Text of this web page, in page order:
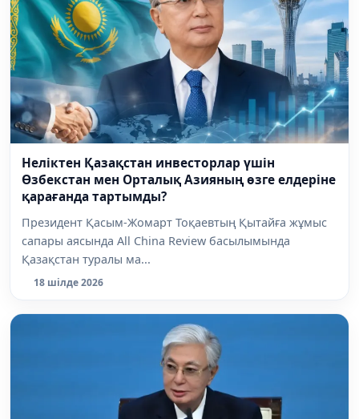
Неліктен Қазақстан инвесторлар үшін
Өзбекстан мен Орталық Азияның өзге елдеріне
қарағанда тартымды?
Президент Қасым-Жомарт Тоқаевтың Қытайға жұмыс
сапары аясында All China Review басылымында
Қазақстан туралы ма...
18 шілде 2026